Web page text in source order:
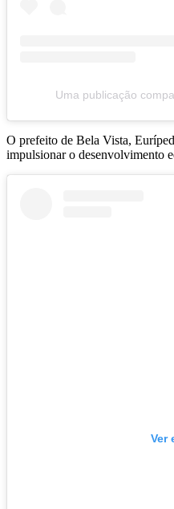
Uma publicação
O prefeito de Bela Vista,
impulsionar o desenvolvimento
Ver